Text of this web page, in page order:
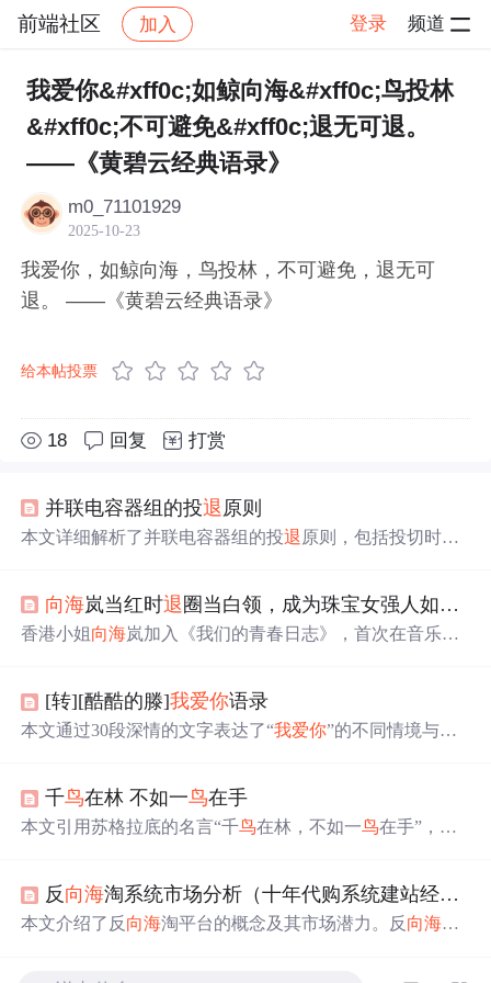
前端社区 加入 登录 频道
社区 前端社区 感慨 帖子详情
我爱你&#xff0c;如鲸向海&#xff0c;鸟投林
&#xff0c;不可避免&#xff0c;退无可退。
——《黄碧云经典语录》
m0_71101929
2025-10-23
我爱你，如鲸向海，鸟投林，不可避免，退无可
退。 ——《黄碧云经典语录》
给本帖投票
18 回复 打赏
并联电容器组的投退 原则
本文详细解析了并联电容器组的投退 原则，包括投切时机
后小退掉）以及配置保护装置等，遵循这些原则可提升电
力系统效率与安全性。
向海岚当红时退 圈当白领，成为珠宝女强人如今49岁仍单身
香港小姐向海岚加入《我们的青春日志》，首次在音乐剧
亮点。,[转][酷酷的滕]我爱你语录
本文通过30段深情的文字表达了“我爱你”的不同情境与感
千鸟在林 不如一鸟在手
本文引用苏格拉底的名言“千鸟在林，不如一鸟在手”，探
抉择的重要性。
反 向海淘系统市场分析（十年代购系统建站经验分享）
本文介绍了反 向海淘平台的概念及其市场潜力。反 向海淘